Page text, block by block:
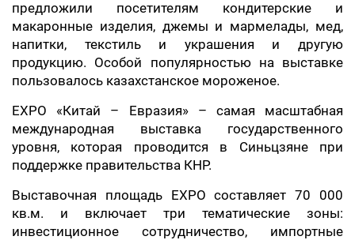
предложили посетителям кондитерские и
макаронные изделия, джемы и мармелады, мед,
напитки, текстиль и украшения и другую
продукцию. Особой популярностью на выставке
пользовалось казахстанское мороженое.
EXPO «Китай – Евразия» – самая масштабная
международная выставка государственного
уровня, которая проводится в Синьцзяне при
поддержке правительства КНР.
Выставочная площадь EXPO составляет 70 000
кв.м. и включает три тематические зоны:
инвестиционное сотрудничество, импортные